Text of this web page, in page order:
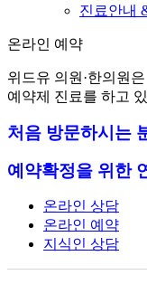
진료안내
온라인 예약
온라인 예약
위드유 의원·한의원은
예약제 진료를 하고
처음 방문하시는
예약확정을 위한
온라인 상담
온라인 예약
지식인 상담